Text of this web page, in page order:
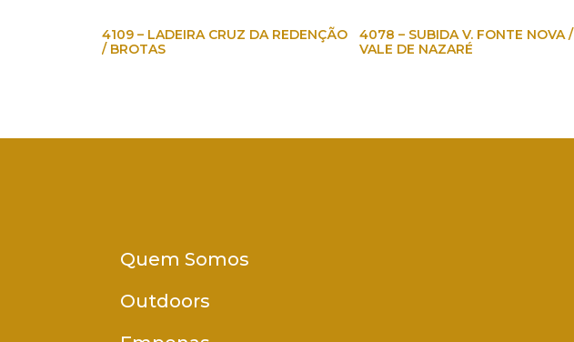
4109 – LADEIRA CRUZ DA REDENÇÃO
/ BROTAS
4078 – SUBIDA V. FONTE NOVA /
VALE DE NAZARÉ
Quem Somos
Outdoors